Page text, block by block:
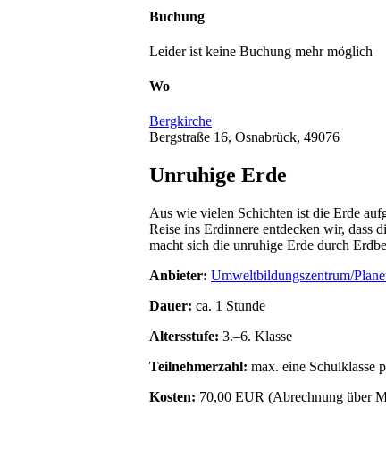
Buchung
Leider ist keine Buchung mehr möglich
Wo
Bergkirche
Bergstraße 16, Osnabrück, 49076
Unruhige Erde
Aus wie vielen Schichten ist die Erde
Reise ins Erdinnere entdecken wir, dass
macht sich die unruhige Erde durch
Anbieter: Umweltbildungszentrum/
Dauer: ca. 1 Stunde
Altersstufe: 3.–6. Klasse
Teilnehmerzahl: max. eine Schulklasse
Kosten: 70,00 EUR (Abrechnung über